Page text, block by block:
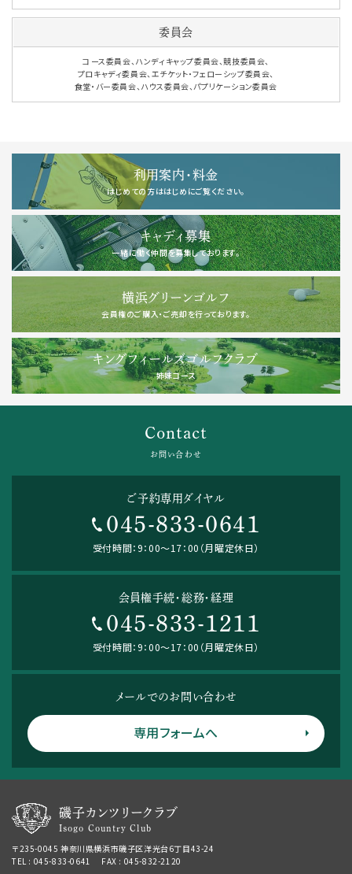
委員会
コース委員会、ハンディキャップ委員会、競技委員会、
プロキャディ委員会、エチケット・フェローシップ委員会、
食堂・バー委員会、ハウス委員会、パプリケーション委員会
利用案内・料金
はじめての方ははじめにご覧ください。
キャディ募集
一緒に働く仲間を募集しております。
横浜グリーンゴルフ
会員権のご購入・ご売却を行っております。
キングフィールズゴルフクラブ
姉妹コース
Contact
お問い合わせ
ご予約専用ダイヤル
045-833-0641
受付時間：9：00～17：00（月曜定休日）
会員権手続・総務・経理
045-833-1211
受付時間：9：00～17：00（月曜定休日）
メールでのお問い合わせ
専用フォームへ
磯子カンツリークラブ
Isogo Country Club
〒235-0045 神奈川県横浜市磯子区洋光台6丁目43-24
TEL : 045-833-0641 FAX : 045-832-2120